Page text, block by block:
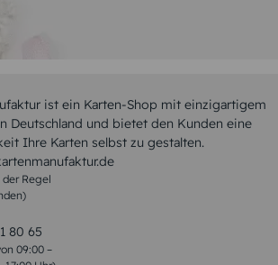
ist ein Karten-Shop mit einzigartigem
Deutschland und bietet den Kunden eine
Ihre Karten selbst zu gestalten.
Regel
80 65
09:00 –